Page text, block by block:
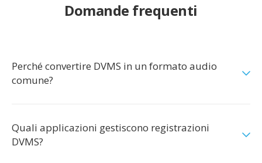
Domande frequenti
Perché convertire DVMS in un formato audio
comune?
Quali applicazioni gestiscono registrazioni
DVMS?